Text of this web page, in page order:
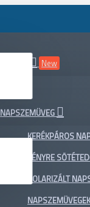
New
NAPSZEMÜVEG
KERÉKPÁROS
FÉNYRE
POLARIZÁLT